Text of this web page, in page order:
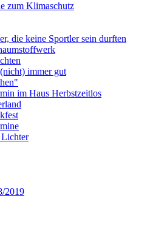
zum Klimaschutz
die keine Sportler sein durften
immer gut
im Haus Herbstzeitlos
2019